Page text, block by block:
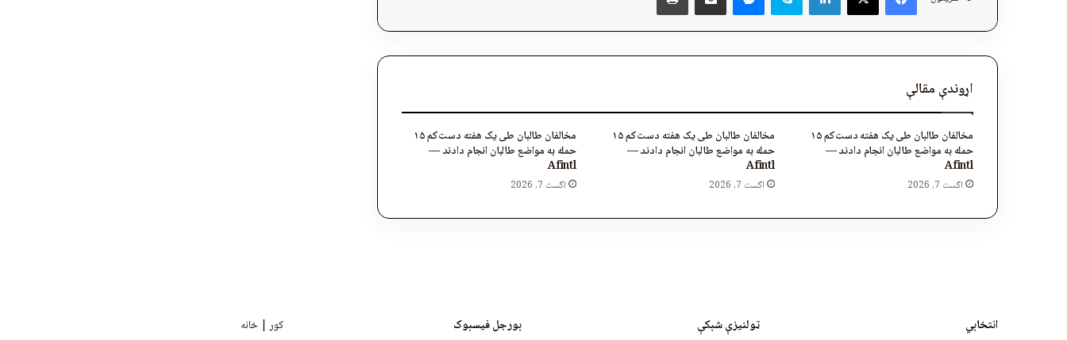
اړوندې مقالې
مخالفان طالبان طی یک هفته دست‌کم ۱۵
حمله به مواضع طالبان انجام دادند —
Afintl
اگست 7, 2026
مخالفان طالبان طی یک هفته دست‌کم ۱۵
حمله به مواضع طالبان انجام دادند —
Afintl
اگست 7, 2026
مخالفان طالبان طی یک هفته دست‌کم ۱۵
حمله به مواضع طالبان انجام دادند —
Afintl
اگست 7, 2026
انتخابي ټولنیزې شبکې بورجل فیسبوک
کور | خانه